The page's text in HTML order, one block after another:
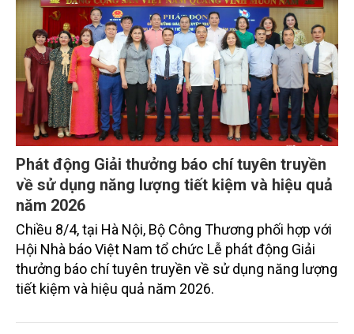
Phát động Giải thưởng báo chí tuyên truyền
về sử dụng năng lượng tiết kiệm và hiệu quả
năm 2026
Chiều 8/4, tại Hà Nội, Bộ Công Thương phối hợp với
Hội Nhà báo Việt Nam tổ chức Lễ phát động Giải
thưởng báo chí tuyên truyền về sử dụng năng lượng
tiết kiệm và hiệu quả năm 2026.